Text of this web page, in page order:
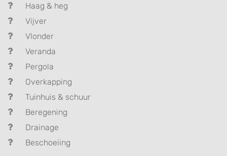
Haag & heg
Vijver
Vlonder
Veranda
Pergola
Overkapping
Tuinhuis & schuur
Beregening
Drainage
Beschoeiing